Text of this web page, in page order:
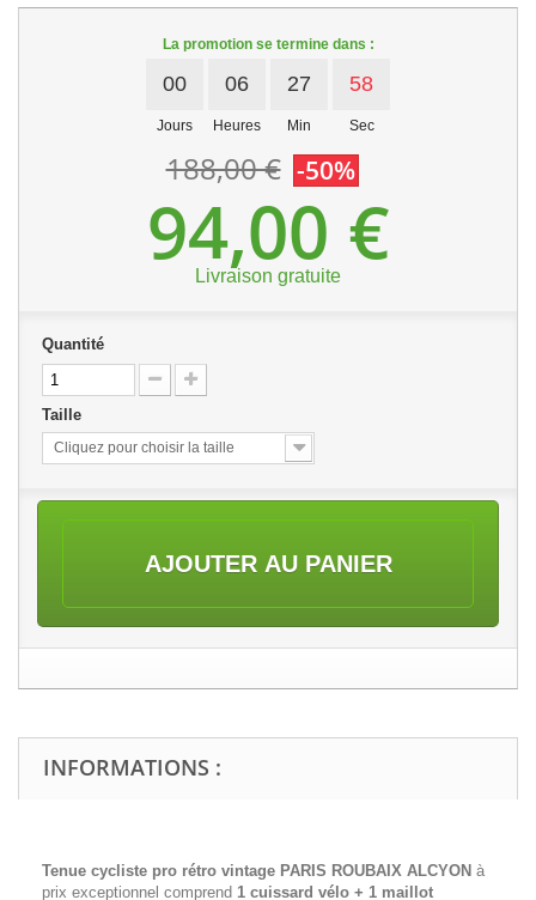
La promotion se termine dans :
00
Jours
06
Heures
27
Min
57
Sec
188,00 € -50%
94,00 €
Livraison gratuite
Quantité
Taille
Cliquez pour choisir la taille
AJOUTER AU PANIER
INFORMATIONS :
Tenue cycliste pro rétro vintage PARIS ROUBAIX ALCYON à
prix exceptionnel comprend 1 cuissard vélo + 1 maillot